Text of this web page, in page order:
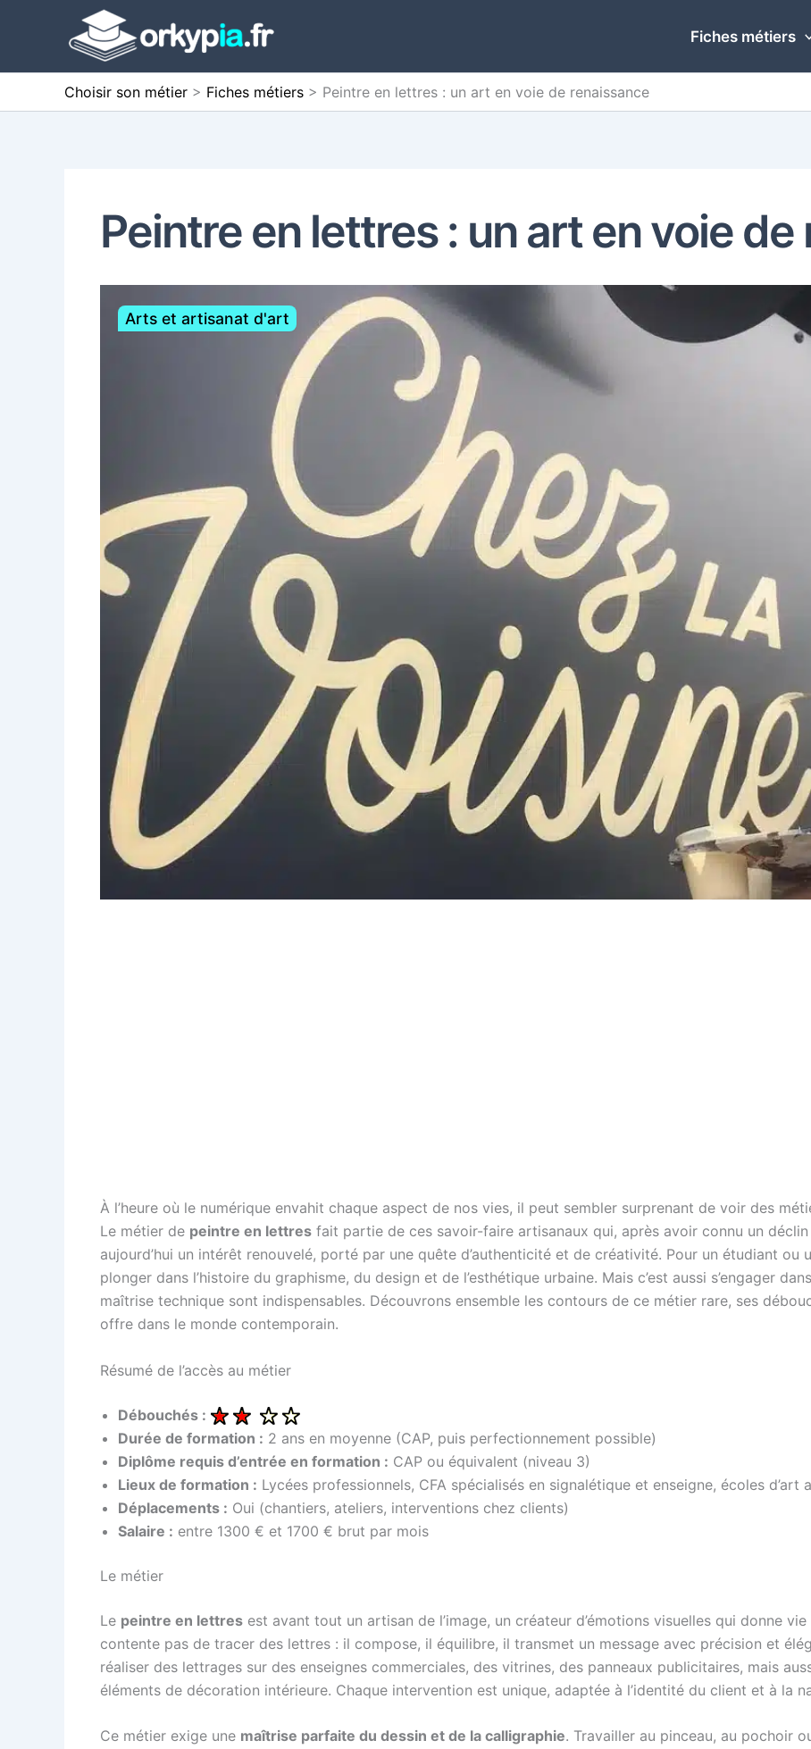
Fiches métiers
Choisir son métier > Fiches métiers > Peintre en lettres : un art en voie de renaissance
Peintre en lettres : un art en voie
Arts et artisanat d'art
À l’heure où le numérique envahit chaque aspect de nos vies, il peut sembler surprenant de voir des
Le métier de peintre en lettres fait partie de ces savoir-faire artisanaux qui, après avoir connu un
aujourd’hui un intérêt renouvelé, porté par une quête d’authenticité et de créativité. Pour un étudiant ou
plonger dans l’histoire du graphisme, du design et de l’esthétique urbaine. Mais c’est aussi s’engager
maîtrise technique sont indispensables. Découvrons ensemble les contours de ce métier rare, ses
offre dans le monde contemporain.
Résumé de l’accès au métier
Débouchés :
Durée de formation : 2 ans en moyenne (CAP, puis perfectionnement possible)
Diplôme requis d’entrée en formation : CAP ou équivalent (niveau 3)
Lieux de formation : Lycées professionnels, CFA spécialisés en signalétique et enseigne, écoles d’art
Déplacements : Oui (chantiers, ateliers, interventions chez clients)
Salaire : entre 1300 € et 1700 € brut par mois
Le métier
Le peintre en lettres est avant tout un artisan de l’image, un créateur d’émotions visuelles qui donne
contente pas de tracer des lettres : il compose, il équilibre, il transmet un message avec précision et
réaliser des lettrages sur des enseignes commerciales, des vitrines, des panneaux publicitaires, mais
éléments de décoration intérieure. Chaque intervention est unique, adaptée à l’identité du client et à la
Ce métier exige une maîtrise parfaite du dessin et de la calligraphie. Travailler au pinceau, au pochoir